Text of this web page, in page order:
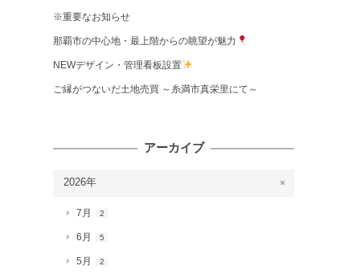
※重要なお知らせ
那覇市の中心地・最上階からの眺望が魅力
NEWデザイン・管理看板設置
ご縁がつないだ土地売買 ～糸満市真栄里にて～
アーカイブ
2026年
7月 2
6月 5
5月 2